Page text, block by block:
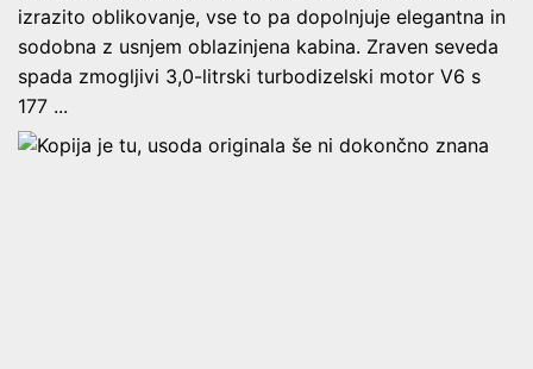
izrazito oblikovanje, vse to pa dopolnjuje elegantna in
sodobna z usnjem oblazinjena kabina. Zraven seveda
spada zmogljivi 3,0-litrski turbodizelski motor V6 s
177 ...